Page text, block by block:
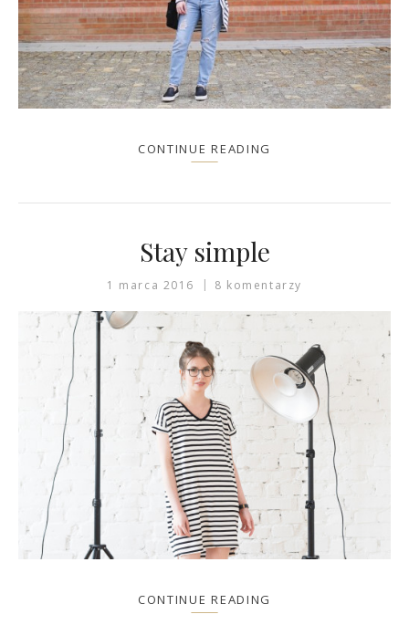
CONTINUE READING
Stay simple
1 marca 2016 8 komentarzy
CONTINUE READING